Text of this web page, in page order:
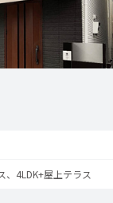
、4LDK+屋上テラス